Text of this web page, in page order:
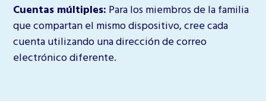
Cuentas múltiples: Para los miembros de la familia
que compartan el mismo dispositivo, cree cada
cuenta utilizando una dirección de correo
electrónico diferente.